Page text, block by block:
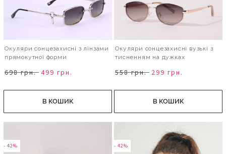
Окуляри сонцезахисні з лінзами
прямокутної форми
698 грн. 499 грн.
В КОШИК
Окуляри сонцезахисні вузькі з
тисненням на дужках
558 грн. 299 грн.
В КОШИК
- 42% - 42%